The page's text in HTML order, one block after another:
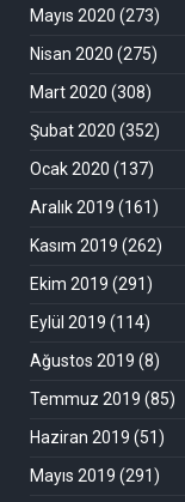
Mayıs 2020 (273)
Nisan 2020 (275)
Mart 2020 (308)
Şubat 2020 (352)
Ocak 2020 (137)
Aralık 2019 (161)
Kasım 2019 (262)
Ekim 2019 (291)
Eylül 2019 (114)
Ağustos 2019 (8)
Temmuz 2019 (85)
Haziran 2019 (51)
Mayıs 2019 (291)